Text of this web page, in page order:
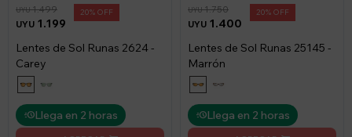
UYU 1.199
UYU1.499 20
Lentes de Sol Runas 2624 -
Carey
Llega en 2 horas
UYU 1.400
UYU1.750 20
Lentes de Sol Runas 25145 -
Marrón
Llega en 2 horas